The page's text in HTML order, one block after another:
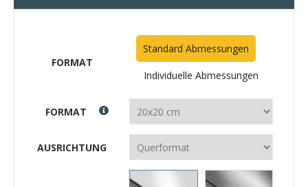
FORMAT
Standard Abmessungen
Individuelle Abmessungen
FORMAT
AUSRICHTUNG